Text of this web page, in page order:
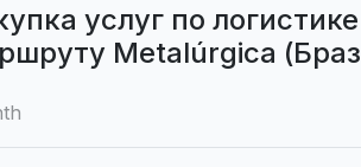
услуг по
Metalúrgica